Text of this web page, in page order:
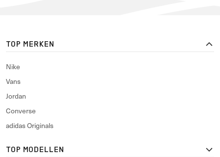
TOP MERKEN
Nike
Vans
Jordan
Converse
adidas Originals
TOP MODELLEN